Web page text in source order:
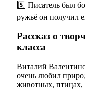
5️⃣ Писатель был
ружьё он получил
Рассказ о
класса
Виталий
очень любил
животных, птицах,